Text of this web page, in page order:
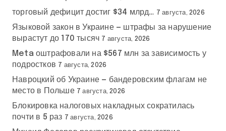
торговый дефицит достиг $34 млрд… 7 августа, 2026
Языковой закон в Украине — штрафы за нарушение
вырастут до 170 тысяч 7 августа, 2026
Meta оштрафовали на $567 млн за зависимость у
подростков 7 августа, 2026
Навроцкий об Украине — бандеровским флагам не
место в Польше 7 августа, 2026
Блокировка налоговых накладных сократилась
почти в 5 раз 7 августа, 2026